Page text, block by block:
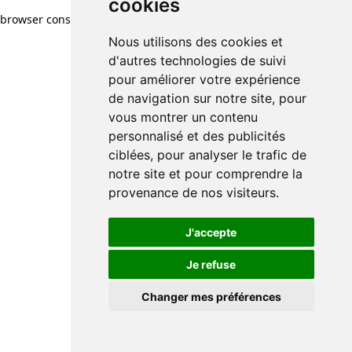
cookies
Nous utilisons des cookies et
d'autres technologies de suivi
pour améliorer votre expérience
de navigation sur notre site, pour
vous montrer un contenu
personnalisé et des publicités
ciblées, pour analyser le trafic de
notre site et pour comprendre la
provenance de nos visiteurs.
J'accepte
Je refuse
Changer mes préférences
browser console for more information)